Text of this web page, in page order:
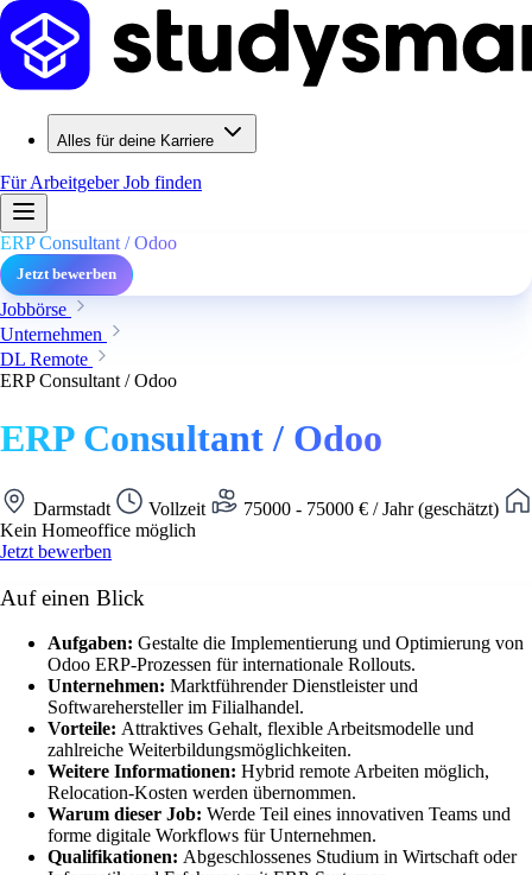
Alles für deine Karriere
Für ArbeitgeberJob finden
ERP Consultant / Odoo
Jetzt bewerben
Jobbörse
Unternehmen
DL Remote
ERP Consultant / Odoo
ERP Consultant / Odoo
Darmstadt Vollzeit
75000 - 75000 € / Jahr (geschätzt)
Kein Homeoffice möglich
Jetzt bewerben
Auf einen Blick
Aufgaben: Gestalte die Implementierung und Optimierung von
Odoo ERP-Prozessen für internationale Rollouts.
Unternehmen: Marktführender Dienstleister und
Softwarehersteller im Filialhandel.
Vorteile: Attraktives Gehalt, flexible Arbeitsmodelle und
zahlreiche Weiterbildungsmöglichkeiten.
Weitere Informationen: Hybrid remote Arbeiten möglich,
Relocation-Kosten werden übernommen.
Warum dieser Job: Werde Teil eines innovativen Teams und
forme digitale Workflows für Unternehmen.
Qualifikationen: Abgeschlossenes Studium in Wirtschaft oder